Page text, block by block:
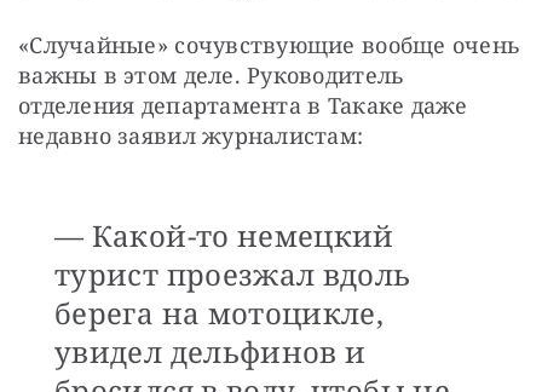
«Случайные» сочувствующие вообще очень
важны в этом деле. Руководитель
отделения департамента в Такаке даже
недавно заявил журналистам:
— Какой-то немецкий
турист проезжал вдоль
берега на мотоцикле,
увидел дельфинов и